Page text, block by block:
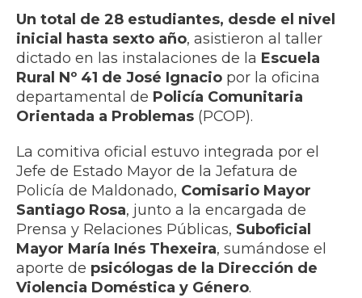
Un total de 28 estudiantes, desde el nivel
inicial hasta sexto año, asistieron al taller
dictado en las instalaciones de la Escuela
Rural Nº 41 de José Ignacio por la oficina
departamental de Policía Comunitaria
Orientada a Problemas (PCOP).
La comitiva oficial estuvo integrada por el
Jefe de Estado Mayor de la Jefatura de
Policía de Maldonado, Comisario Mayor
Santiago Rosa, junto a la encargada de
Prensa y Relaciones Públicas, Suboficial
Mayor María Inés Thexeira, sumándose el
aporte de psicólogas de la Dirección de
Violencia Doméstica y Género.